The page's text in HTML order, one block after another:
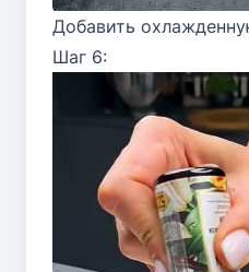
Добавить
Шаг 6: